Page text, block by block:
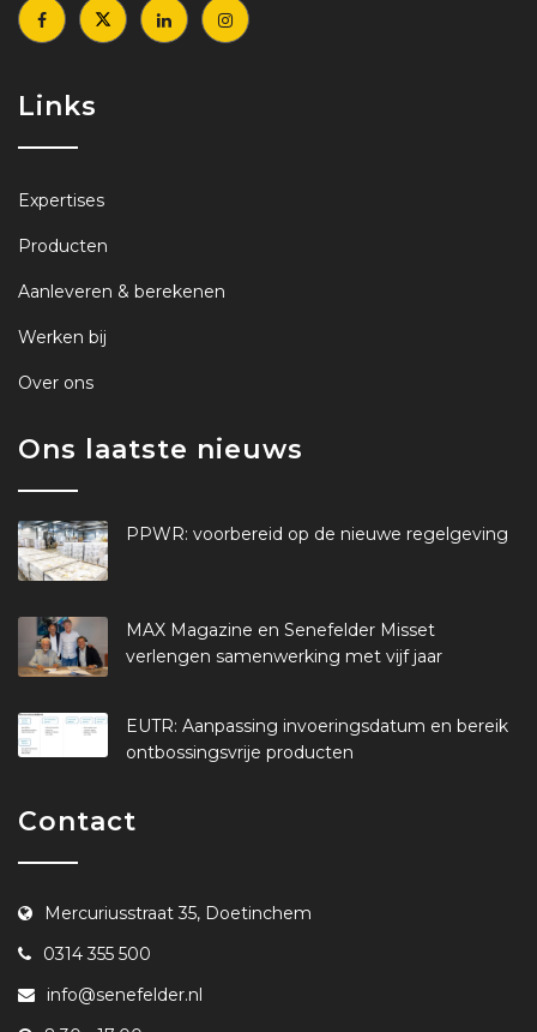
Links
Expertises
Producten
Aanleveren & berekenen
Werken bij
Over ons
Ons laatste nieuws
PPWR: voorbereid op de nieuwe regelgeving
MAX Magazine en Senefelder Misset
verlengen samenwerking met vijf jaar
EUTR: Aanpassing invoeringsdatum en bereik
ontbossingsvrije producten
Contact
Mercuriusstraat 35, Doetinchem
0314 355 500
info@senefelder.nl